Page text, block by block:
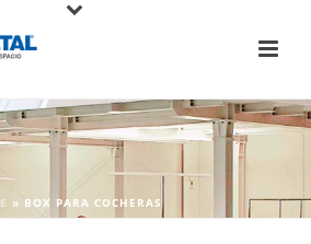
» BOX PARA COCHERAS